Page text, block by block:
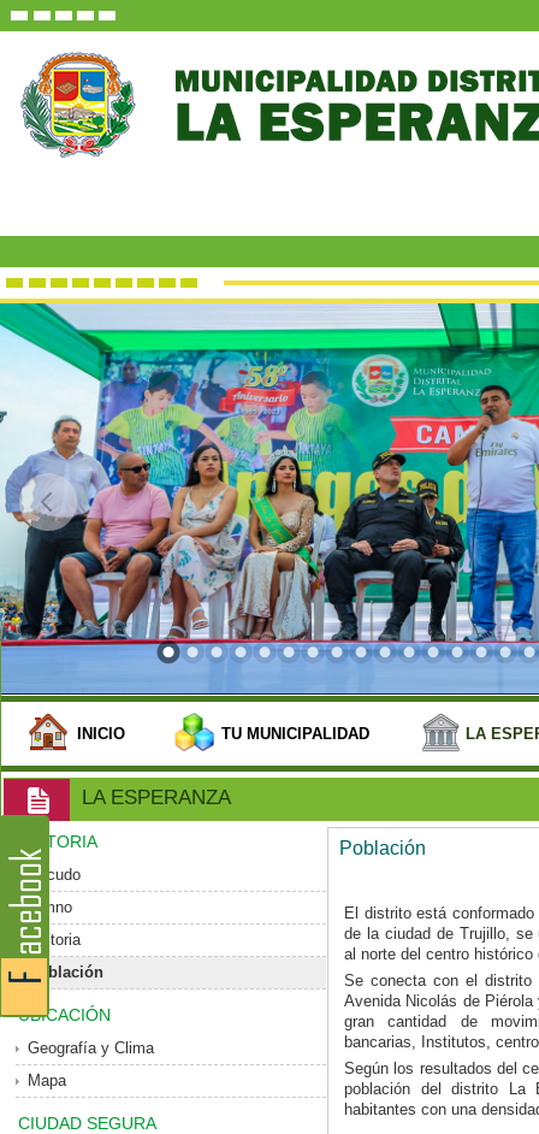
INICIO TU MUNICIPALIDAD LA
LA ESPERANZA
HISTORIA
Escudo
Himno
Historia
Población
UBICACIÓN
Geografía y Clima
Mapa
CIUDAD SEGURA
Población
El distrito está
de la ciudad de Trujillo, se
al norte del centro histórico
Se conecta con el distrito
Avenida Nicolás de
gran cantidad de
bancarias, Institutos,
Según los resultados del
población del distrito La
habitantes con una